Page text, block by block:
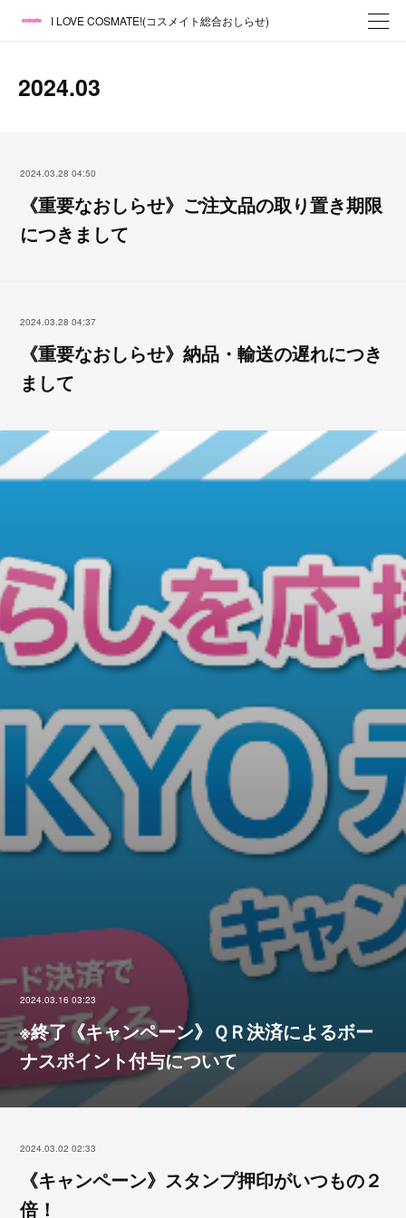
I LOVE COSMATE!(コスメイト総合おしらせ)
2024.03
2024.03.28 04:50
《重要なおしらせ》ご注文品の取り置き期限
につきまして
2024.03.28 04:37
《重要なおしらせ》納品・輸送の遅れにつき
まして
2024.03.16 03:23
※終了《キャンペーン》ＱＲ決済によるボー
ナスポイント付与について
2024.03.02 02:33
《キャンペーン》スタンプ押印がいつもの２
倍！